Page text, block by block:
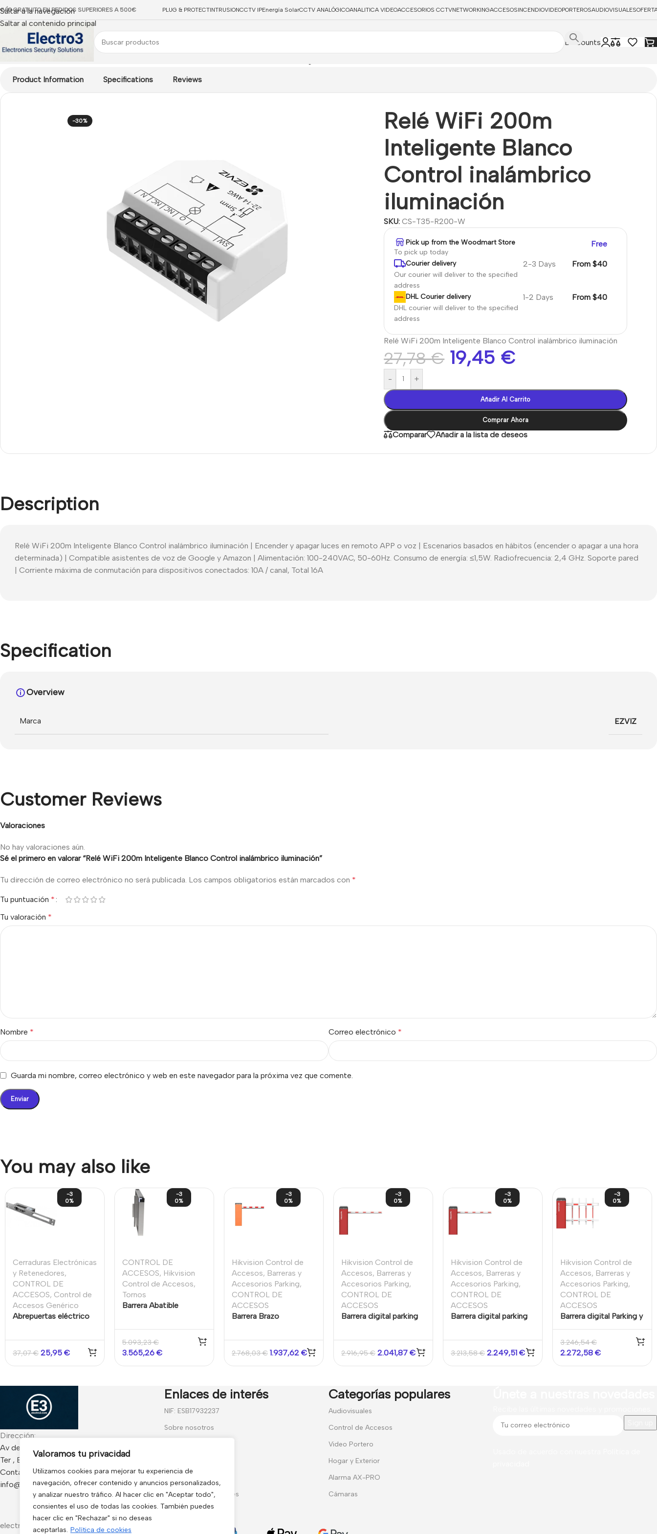
Valoramos tu privacidad
Utilizamos cookies para mejorar tu experiencia de
navegación, ofrecer contenido y anuncios personalizados,
y analizar nuestro tráfico. Al hacer clic en "Aceptar todo",
consientes el uso de todas las cookies. También puedes
hacer clic en "Rechazar" si no deseas
aceptarlas. Política de cookies
Saltar a la navegación
Saltar al contenido principal
GRATUITO EN PEDIDOS SUPERIORES A 500€ PLUG & PROTECTINTRUSIONCCTV IPEnergía SolarCCTV ANALÓGICOANALITICA VIDEOACCESORIOS CCTVNETWORKINGACCESOSINCENDIOVIDEOPORTEROSAUDIOVISUALES
Discounts
Product Information Specifications Reviews
-30%
Relé WiFi 200m
Inteligente Blanco
Control inalámbrico
iluminación
SKU:CS-T35-R200-W
Pick up from the Woodmart Store
To pick up today
Free
Courier delivery
Our courier will deliver to the specified
address
2-3 Days From $40
DHL Courier delivery
DHL courier will deliver to the specified
address
1-2 Days From $40
Relé WiFi 200m Inteligente Blanco Control inalámbrico iluminación
27,78€ 19,45 €
- +
Añadir Al Carrito
Comprar Ahora
Comparar Añadir a la lista de deseos
Description
Relé WiFi 200m Inteligente Blanco Control inalámbrico iluminación | Encender y apagar luces en remoto APP o voz | Escenarios basados en hábitos (encender o apagar a una hora
determinada) | Compatible asistentes de voz de Google y Amazon | Alimentación: 100-240VAC, 50-60Hz. Consumo de energía: ≤1,5W. Radiofrecuencia: 2,4 GHz. Soporte pared
| Corriente máxima de conmutación para dispositivos conectados: 10A / canal, Total 16A
Specification
Overview
Marca EZVIZ
Customer Reviews
Valoraciones
No hay valoraciones aún.
Sé el primero en valorar “Relé WiFi 200m Inteligente Blanco Control inalámbrico iluminación”
Tu dirección de correo electrónico no será publicada. Los campos obligatorios están marcados con *
Tu puntuación *
Tu valoración *
Nombre * Correo electrónico *
Guarda mi nombre, correo electrónico y web en este navegador para la próxima vez que comente.
You may also like
-3
0%
Cerraduras Electrónicas
y Retenedores,
CONTROL DE
ACCESOS, Control de
Accesos Genérico
Abrepuertas eléctrico
montaje larga.
Retención 500Kg.
37,07€ 25,95 €
-3
0%
CONTROL DE
ACCESOS, Hikvision
Control de Accesos,
Tornos
Barrera Abatible
5.093,23€
3.565,26 €
-3
0%
Hikvision Control de
Accesos, Barreras y
Accesorios Parking,
CONTROL DE
ACCESOS
Barrera Brazo
Izquierda o derecha
Hikvision
2.768,03€ 1.937,62 €
-3
0%
Hikvision Control de
Accesos, Barreras y
Accesorios Parking,
CONTROL DE
ACCESOS
Barrera digital parking
2.916,95€ 2.041,87 €
-3
0%
Hikvision Control de
Accesos, Barreras y
Accesorios Parking,
CONTROL DE
ACCESOS
Barrera digital parking
3.213,58€ 2.249,51 €
-3
0%
Hikvision Control de
Accesos, Barreras y
Accesorios Parking,
CONTROL DE
ACCESOS
Barrera digital Parking y
Izquierda Velocidad
ajustable Elevación 3-
3.246,54€
2.272,58 €
Dirección:
Av de Francia 234 Local - CP 17840 Sarria de
Ter , España
Contacto:
info@electro3.com
Enlaces de interés
NIF: ESB17932237
Sobre nosotros
Condiciones Generales
Política de Cookies
Categorías populares
Audiovisuales
Control de Accesos
Video Portero
Hogar y Exterior
Alarma AX-PRO
Cámaras
electro3 ©